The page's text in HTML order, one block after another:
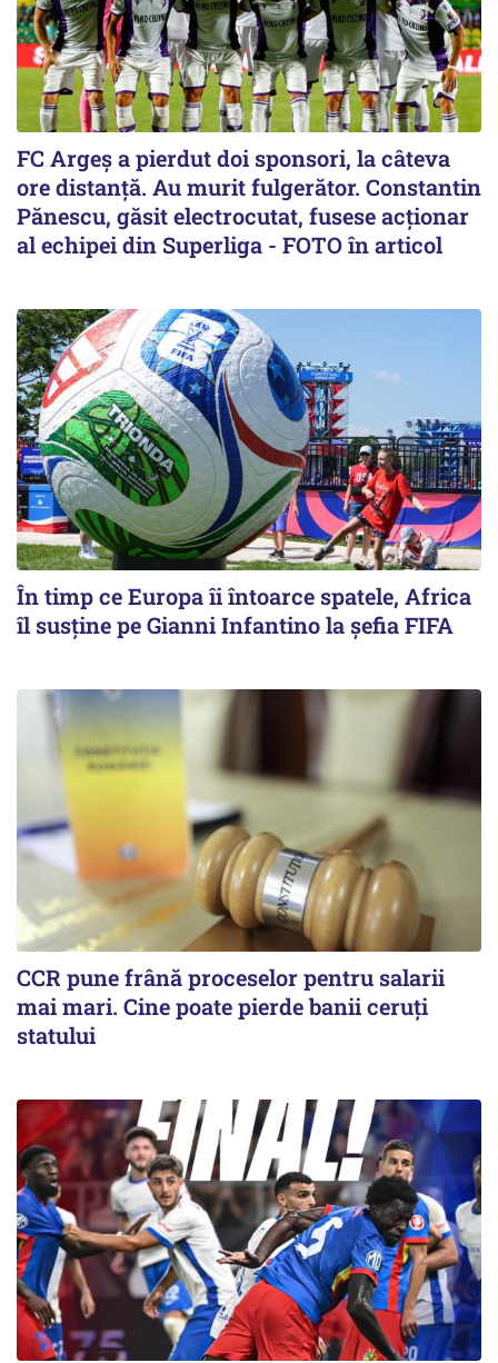
FC Argeș a pierdut doi sponsori, la câteva
ore distanță. Au murit fulgerător. Constantin
Pănescu, găsit electrocutat, fusese acționar
al echipei din Superliga - FOTO în articol
În timp ce Europa îi întoarce spatele, Africa
îl susține pe Gianni Infantino la șefia FIFA
CCR pune frână proceselor pentru salarii
mai mari. Cine poate pierde banii ceruți
statului